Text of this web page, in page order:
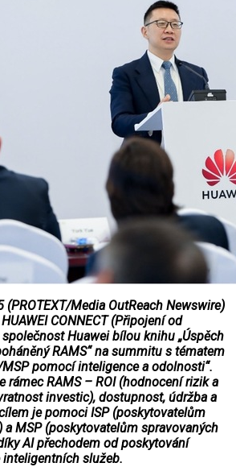
(PROTEXT/Media OutReach Newswire)
CONNECT (Připojení od
Huawei bílou knihu „Úspěch
RAMS“ na summitu s tématem
pomocí inteligence a odolnosti“.
rámec RAMS – ROI (hodnocení rizik a
investic), dostupnost, údržba a
je pomoci ISP (poskytovatelům
MSP (poskytovatelům spravovaných
AI přechodem od poskytování
služeb.